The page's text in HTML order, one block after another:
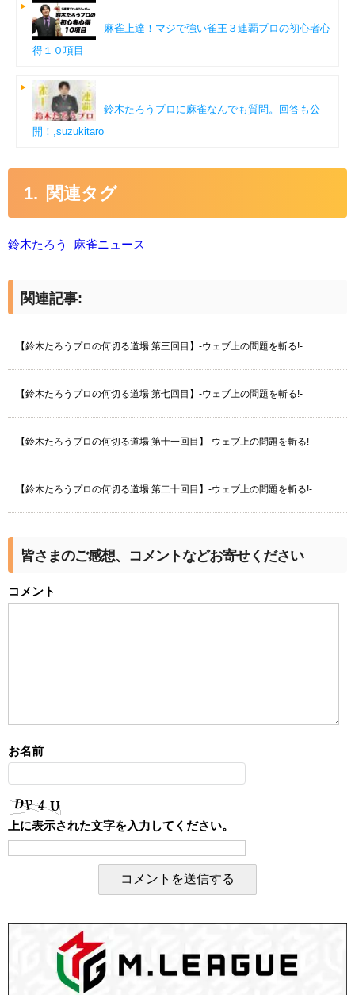
麻雀上達！マジで強い雀王３連覇プロの初心者心
得１０項目
鈴木たろうプロに麻雀なんでも質問。回答も公
開！,suzukitaro
関連タグ
鈴木たろう 麻雀ニュース
関連記事:
【鈴木たろうプロの何切る道場 第三回目】-ウェブ上の問題を斬る!-
【鈴木たろうプロの何切る道場 第七回目】-ウェブ上の問題を斬る!-
【鈴木たろうプロの何切る道場 第十一回目】-ウェブ上の問題を斬る!-
【鈴木たろうプロの何切る道場 第二十回目】-ウェブ上の問題を斬る!-
皆さまのご感想、コメントなどお寄せください
コメント
お名前
上に表示された文字を入力してください。